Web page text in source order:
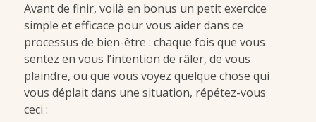
Avant de finir, voilà en bonus un petit exercice
simple et efficace pour vous aider dans ce
processus de bien-être : chaque fois que vous
sentez en vous l’intention de râler, de vous
plaindre, ou que vous voyez quelque chose qui
vous déplait dans une situation, répétez-vous
ceci :